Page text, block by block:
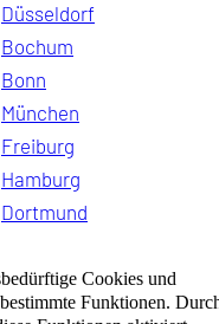
Düsseldorf
Bochum
Bonn
München
Freiburg
Hamburg
Dortmund
Kiel
Bremen